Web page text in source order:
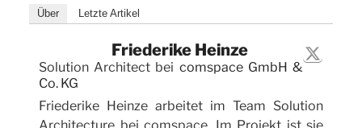
Über Letzte Artikel
Friederike Heinze
Solution Architect bei comspace GmbH &
Co. KG
Friederike Heinze arbeitet im Team Solution